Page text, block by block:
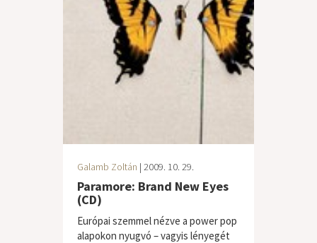
Galamb Zoltán | 2009. 10. 29.
Paramore: Brand New Eyes
(CD)
Európai szemmel nézve a power pop
alapokon nyugvó – vagyis lényegét